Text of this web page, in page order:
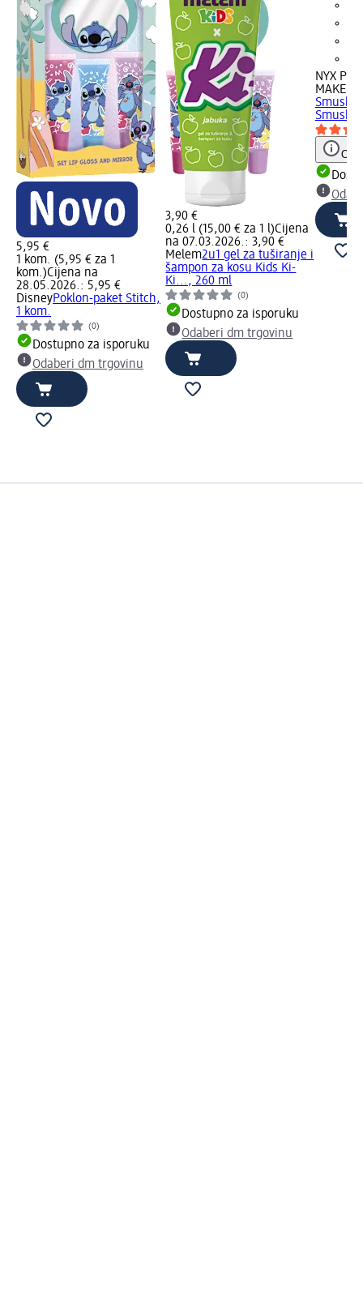
5,95 €
1 kom. (5,95 € za 1
kom.)Cijena na
28.05.2026.: 5,95 €
DisneyPoklon-paket Stitch,
1 kom.
(0)
Dostupno za isporuku
Odaberi dm trgovinu
3,90 €
0,26 l (15,00 € za 1 l)Cijena
na 07.03.2026.: 3,90 €
Melem2u1 gel za tuširanje i
šampon za kosu Kids Ki-
Ki..., 260 ml
(0)
Dostupno za isporuku
Odaberi dm trgovinu
NYX
MAKEUP
Smushy
Smush,